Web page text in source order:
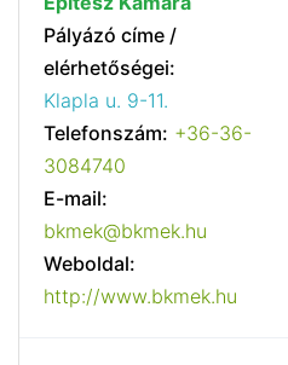
Pályázó címe /
elérhetőségei:
Klapla u. 9-11.
Telefonszám: +36-36-
3084740
E-mail:
bkmek@bkmek.hu
Weboldal:
http://www.bkmek.hu